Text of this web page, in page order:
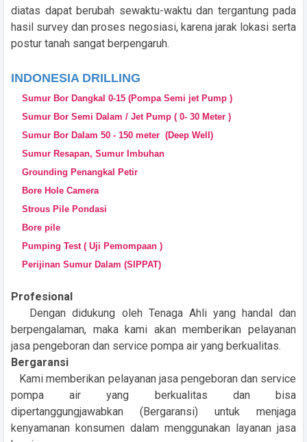
diatas dapat berubah sewaktu-waktu dan tergantung pada
hasil survey dan proses negosiasi, karena jarak lokasi serta
postur tanah sangat berpengaruh.
INDONESIA DRILLING
Sumur Bor Dangkal 0-15 (Pompa Semi jet Pump )
Sumur Bor Semi Dalam / Jet Pump ( 0- 30 Meter )
Sumur Bor Dalam 50 - 150 meter (Deep Well)
Sumur Resapan, Sumur Imbuhan
Grounding Penangkal Petir
Bore Hole Camera
Strous Pile Pondasi
Bore pile
Pumping Test ( Uji Pemompaan )
Perijinan Sumur Dalam (SIPPAT)
Profesional
Dengan didukung oleh Tenaga Ahli yang handal dan
berpengalaman, maka kami akan memberikan pelayanan
jasa pengeboran dan service pompa air yang berkualitas.
Bergaransi
Kami memberikan pelayanan jasa pengeboran dan service
pompa air yang berkualitas dan bisa
dipertanggungjawabkan (Bergaransi) untuk menjaga
kenyamanan konsumen dalam menggunakan layanan jasa